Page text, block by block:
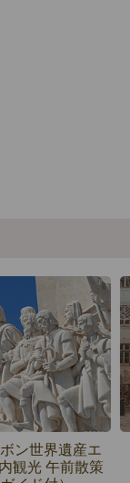
ン世界遺産エ
観光 午前散策